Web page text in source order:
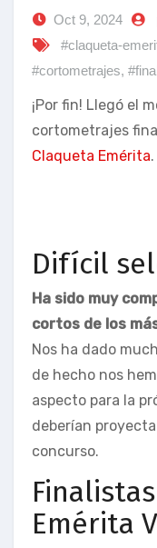
Oct 9, 2024
#claqueta-
#cortometrajes,
¡Por fin! Llegó el
cortometrajes
Claqueta Emérita.
Difícil
Ha sido muy
cortos de los
Nos ha dado
de hecho nos
aspecto para la
deberían
concurso.
Emérita